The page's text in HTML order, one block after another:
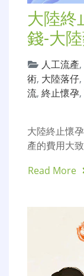
大陸終
錢-大
人工流產,
術, 大陸落仔,
流, 終止懷孕,
大陸終止懷
產的費用大
Read More